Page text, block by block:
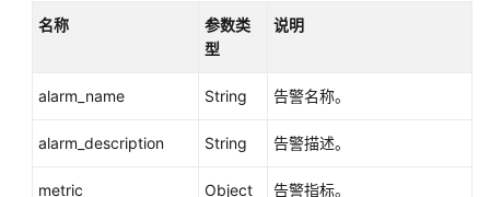
文
档
指
（阿
名称
参数类
型
说明
alarm_name String 告警名称。
alarm_description String 告警描述。
metric Object
告警指标。